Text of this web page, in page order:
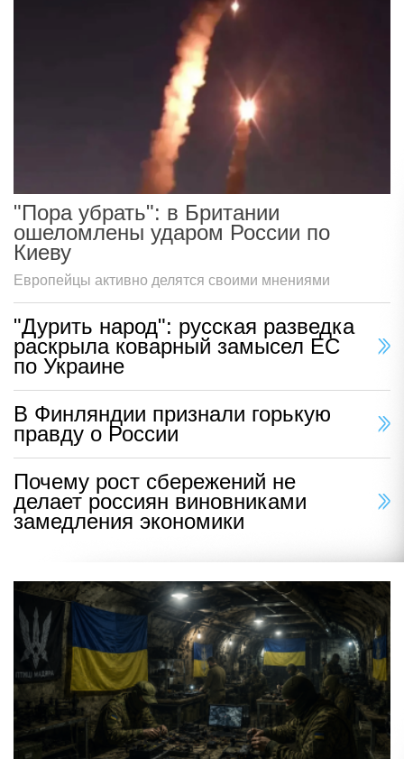
"Пора убрать": в Британии
ошеломлены ударом России по
Киеву
Европейцы активно делятся своими мнениями
"Дурить народ": русская разведка
раскрыла коварный замысел ЕС
по Украине
В Финляндии признали горькую
правду о России
Почему рост сбережений не
делает россиян виновниками
замедления экономики